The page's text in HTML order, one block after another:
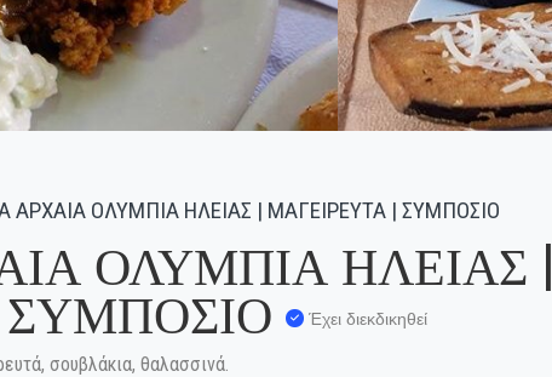
ΑΡΧΑΙΑ ΟΛΥΜΠΙΑ ΗΛΕΙΑΣ | ΜΑΓΕΙΡΕΥΤΑ | ΣΥΜΠΟΣΙΟ
ΟΛΥΜΠΙΑ ΗΛΕΙΑΣ |
Έχει διεκδικηθεί
σουβλάκια, θαλασσινά.